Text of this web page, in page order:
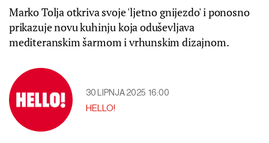
Marko Tolja otkriva svoje 'ljetno gnijezdo' i ponosno
prikazuje novu kuhinju koja oduševljava
mediteranskim šarmom i vrhunskim dizajnom.
30 LIPNJA 2025 16:00
HELLO!